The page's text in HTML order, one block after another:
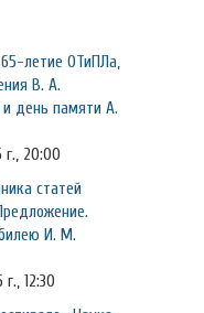
65-летие ОТиПЛа,
В. А.
и день памяти А.
г., 20:00
статей
И. М.
12:30